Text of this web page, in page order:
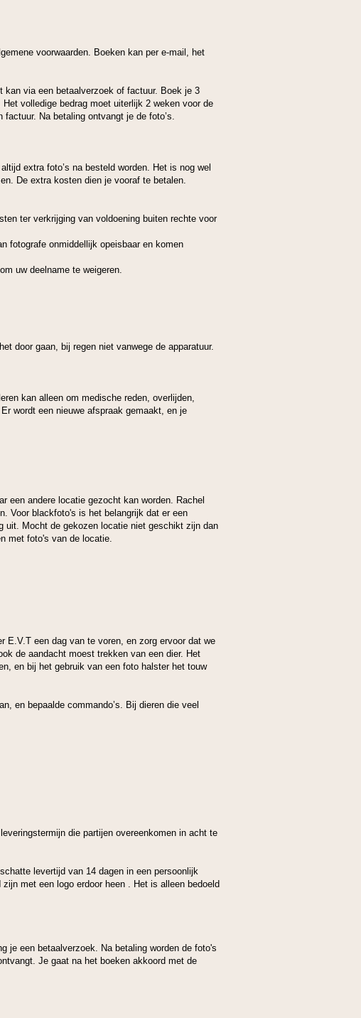
voorwaarden. Boeken kan per e-mail, het
kan via een betaalverzoek of factuur. Boek je 3
volledige bedrag moet uiterlijk 2 weken voor de
Na betaling ontvangt je de foto’s.
extra foto’s na besteld worden. Het is nog wel
De extra kosten dien je vooraf te betalen.
ter verkrijging van voldoening buiten rechte voor
fotografe onmiddellijk opeisbaar en komen
uw deelname te weigeren.
door gaan, bij regen niet vanwege de apparatuur.
kan alleen om medische reden, overlijden,
wordt een nieuwe afspraak gemaakt, en je
een andere locatie gezocht kan worden. Rachel
Voor blackfoto's is het belangrijk dat er een
uit. Mocht de gekozen locatie niet geschikt zijn dan
met foto's van de locatie.
een dag van te voren, en zorg ervoor dat we
de aandacht moest trekken van een dier. Het
en bij het gebruik van een foto halster het touw
en bepaalde commando’s. Bij dieren die veel
die partijen overeenkomen in acht te
levertijd van 14 dagen in een persoonlijk
met een logo erdoor heen . Het is alleen bedoeld
je een betaalverzoek. Na betaling worden de foto's
Je gaat na het boeken akkoord met de